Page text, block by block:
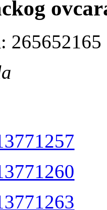
265652165